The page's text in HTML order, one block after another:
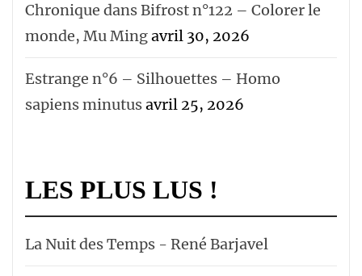
Chronique dans Bifrost n°122 – Colorer le
monde, Mu Mingavril 30, 2026
Estrange n°6 – Silhouettes – Homo
sapiens minutusavril 25, 2026
LES PLUS LUS !
La Nuit des Temps - René Barjavel